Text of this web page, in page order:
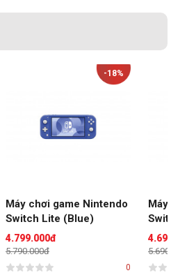
game độc quyền của Nitendo
Legend of Zelda, Mario Kart
-18%
Máy chơi game Nintendo
Switch Lite (Blue)
4.799.000đ
5.790.000đ
0